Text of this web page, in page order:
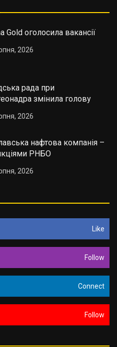
Gold оголосила вакансії
2026
рада при
змінила голову
2026
нафтова компанія –
РНБО
2026
Like
Follow
Connect
Follow